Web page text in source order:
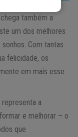
também a
um dos melhores
Com tantas
felicidade, os
em mais esse
a
e melhorar – o
que